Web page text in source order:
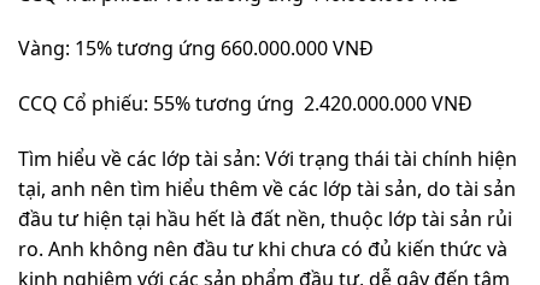
Vàng: 15% tương ứng 660.000.000 VNĐ
CCQ Cổ phiếu: 55% tương ứng 2.420.000.000 VNĐ
Tìm hiểu về các lớp tài sản: Với trạng thái tài chính hiện
tại, anh nên tìm hiểu thêm về các lớp tài sản, do tài sản
đầu tư hiện tại hầu hết là đất nền, thuộc lớp tài sản rủi
ro. Anh không nên đầu tư khi chưa có đủ kiến thức và
kinh nghiệm với các sản phẩm đầu tư, dễ gây đến tâm